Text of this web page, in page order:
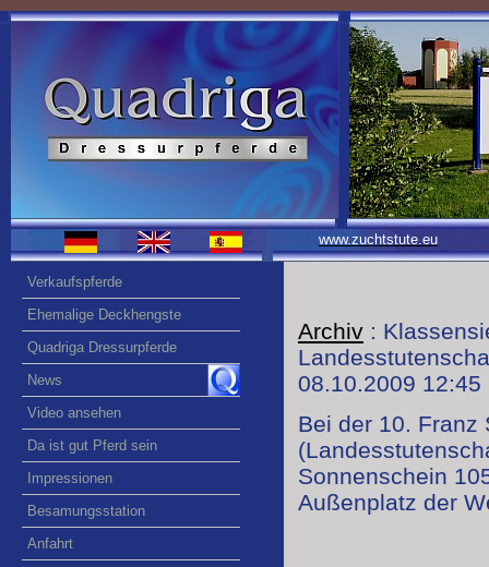
Verkaufspferde
Ehemalige Deckhengste
Quadriga Dressurpferde
News
Video ansehen
Da ist gut Pferd sein
Impressionen
Besamungsstation
Anfahrt
www.zuchtstute.eu
Archiv :
08.10.2009 12:45
Bei der 10. Franz
Sonnenschein
Außenplatz der